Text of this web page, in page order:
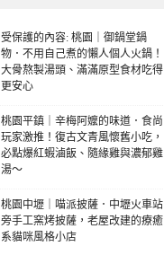
受保護的內容: 桃園｜御鍋堂鍋
物．不用自己煮的懶人個人火鍋！
大骨熬製湯頭、滿滿原型食材吃得
更安心
桃園平鎮｜辛梅阿嬤的味道．食尚
玩家激推！復古文青風懷舊小吃，
必點爆紅蝦滷飯、隨緣雞與濃郁雞
湯～
桃園中壢｜喵派披薩．中壢火車站
旁手工窯烤披薩，老屋改建的療癒
系貓咪風格小店